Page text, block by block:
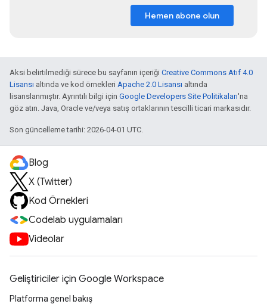
Hemen abone olun
Aksi belirtilmediği sürece bu sayfanın içeriği Creative Commons Atıf 4.0
Lisansı altında ve kod örnekleri Apache 2.0 Lisansı altında
lisanslanmıştır. Ayrıntılı bilgi için Google Developers Site Politikaları'na
göz atın. Java, Oracle ve/veya satış ortaklarının tescilli ticari markasıdır.
Son güncelleme tarihi: 2026-04-01 UTC.
Blog
X (Twitter)
Kod Örnekleri
Codelab uygulamaları
Videolar
Geliştiriciler için Google Workspace
Platforma genel bakış